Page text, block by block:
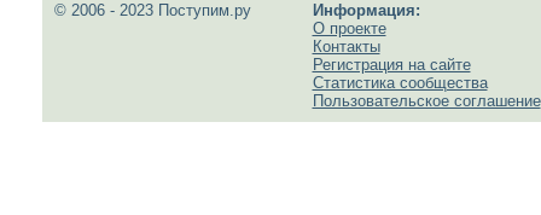
© 2006 - 2023 Поступим.ру
Информация:
О проекте
Контакты
Регистрация на сайте
Статистика сообщества
Пользовательское соглашение